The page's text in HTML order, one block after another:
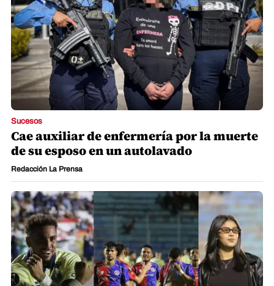
Sucesos
Cae auxiliar de enfermería por la muerte
de su esposo en un autolavado
Redacción La Prensa